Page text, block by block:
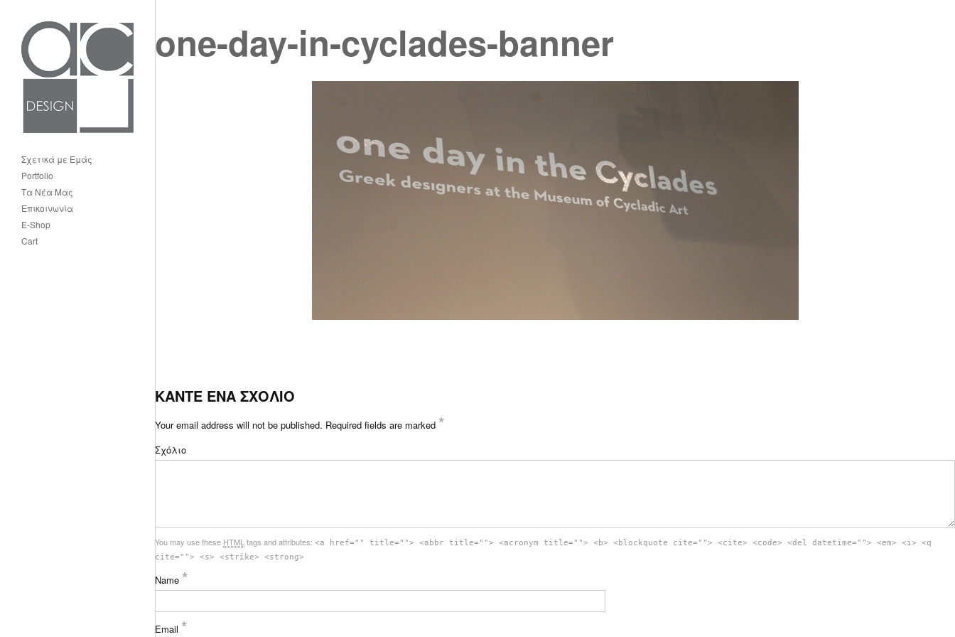
Σχετικά με Εμάς
Portfolio
Τα Νέα Μας
Επικοινωνία
E-Shop
Cart
one-day-in-cyclades-banner
ΚΑΝΤΕ ΕΝΑ ΣΧΟΛΙΟ
Your email address will not be published. Required fields are marked *
Σχόλιο
You may use these HTML tags and attributes: <a href="" title=""> <abbr title=""> <acronym title=""> <b> <blockquote cite=""> <cite> <code> <del datetime=""> <em> <i> <q
cite=""> <s> <strike> <strong>
Name *
Email *